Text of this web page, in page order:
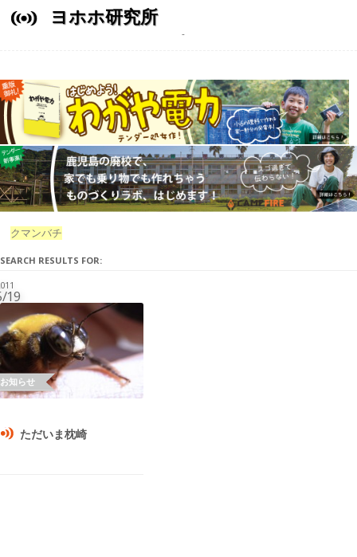
ヨホホ研究所
クマンバチ
SEARCH RESULTS FOR:
19
ただいま枕崎